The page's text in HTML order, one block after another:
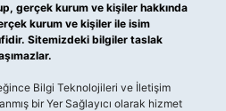
gerçek kurum ve kişiler hakkında
kurum ve kişiler ile isim
Sitemizdeki bilgiler taslak
Bilgi Teknolojileri ve İletişim
bir Yer Sağlayıcı olarak hizmet